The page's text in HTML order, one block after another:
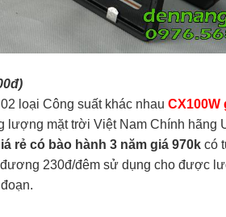
loại Công suất khác nhau CX100W
lượng mặt trời Việt Nam Chính hãng
rẻ có bào hành 3 năm giá 970k có
230đ/đêm sử dụng cho được